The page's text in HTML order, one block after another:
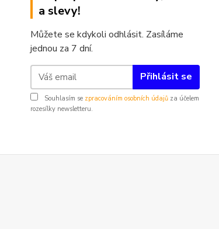
a slevy!
Můžete se kdykoli odhlásit. Zasíláme
jednou za 7 dní.
Přihlásit se
Souhlasím se zpracováním osobních údajů za účelem
rozesílky newsletteru.